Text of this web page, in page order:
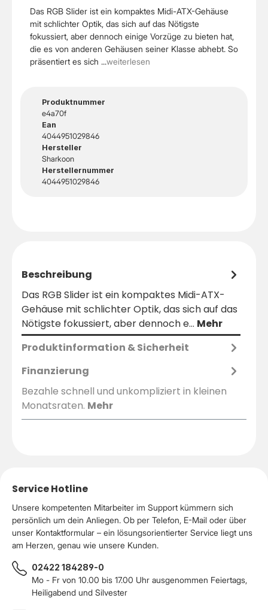
Das RGB Slider ist ein kompaktes Midi-ATX-Gehäuse
mit schlichter Optik, das sich auf das Nötigste
fokussiert, aber dennoch einige Vorzüge zu bieten hat,
die es von anderen Gehäusen seiner Klasse abhebt. So
präsentiert es sich ...weiterlesen
Produktnummer
e4a70f
Ean
4044951029846
Hersteller
Sharkoon
Herstellernummer
4044951029846
Beschreibung
Das RGB Slider ist ein kompaktes Midi-ATX-
Gehäuse mit schlichter Optik, das sich auf das
Nötigste fokussiert, aber dennoch e… Mehr
Produktinformation & Sicherheit
Finanzierung
Bezahle schnell und unkompliziert in kleinen
Monatsraten. Mehr
Service Hotline
Unsere kompetenten Mitarbeiter im Support kümmern sich
persönlich um dein Anliegen. Ob per Telefon, E-Mail oder über
unser Kontaktformular – ein lösungsorientierter Service liegt uns
am Herzen, genau wie unsere Kunden.
02422 184289-0
Mo - Fr von 10.00 bis 17.00 Uhr ausgenommen Feiertags,
Heiligabend und Silvester